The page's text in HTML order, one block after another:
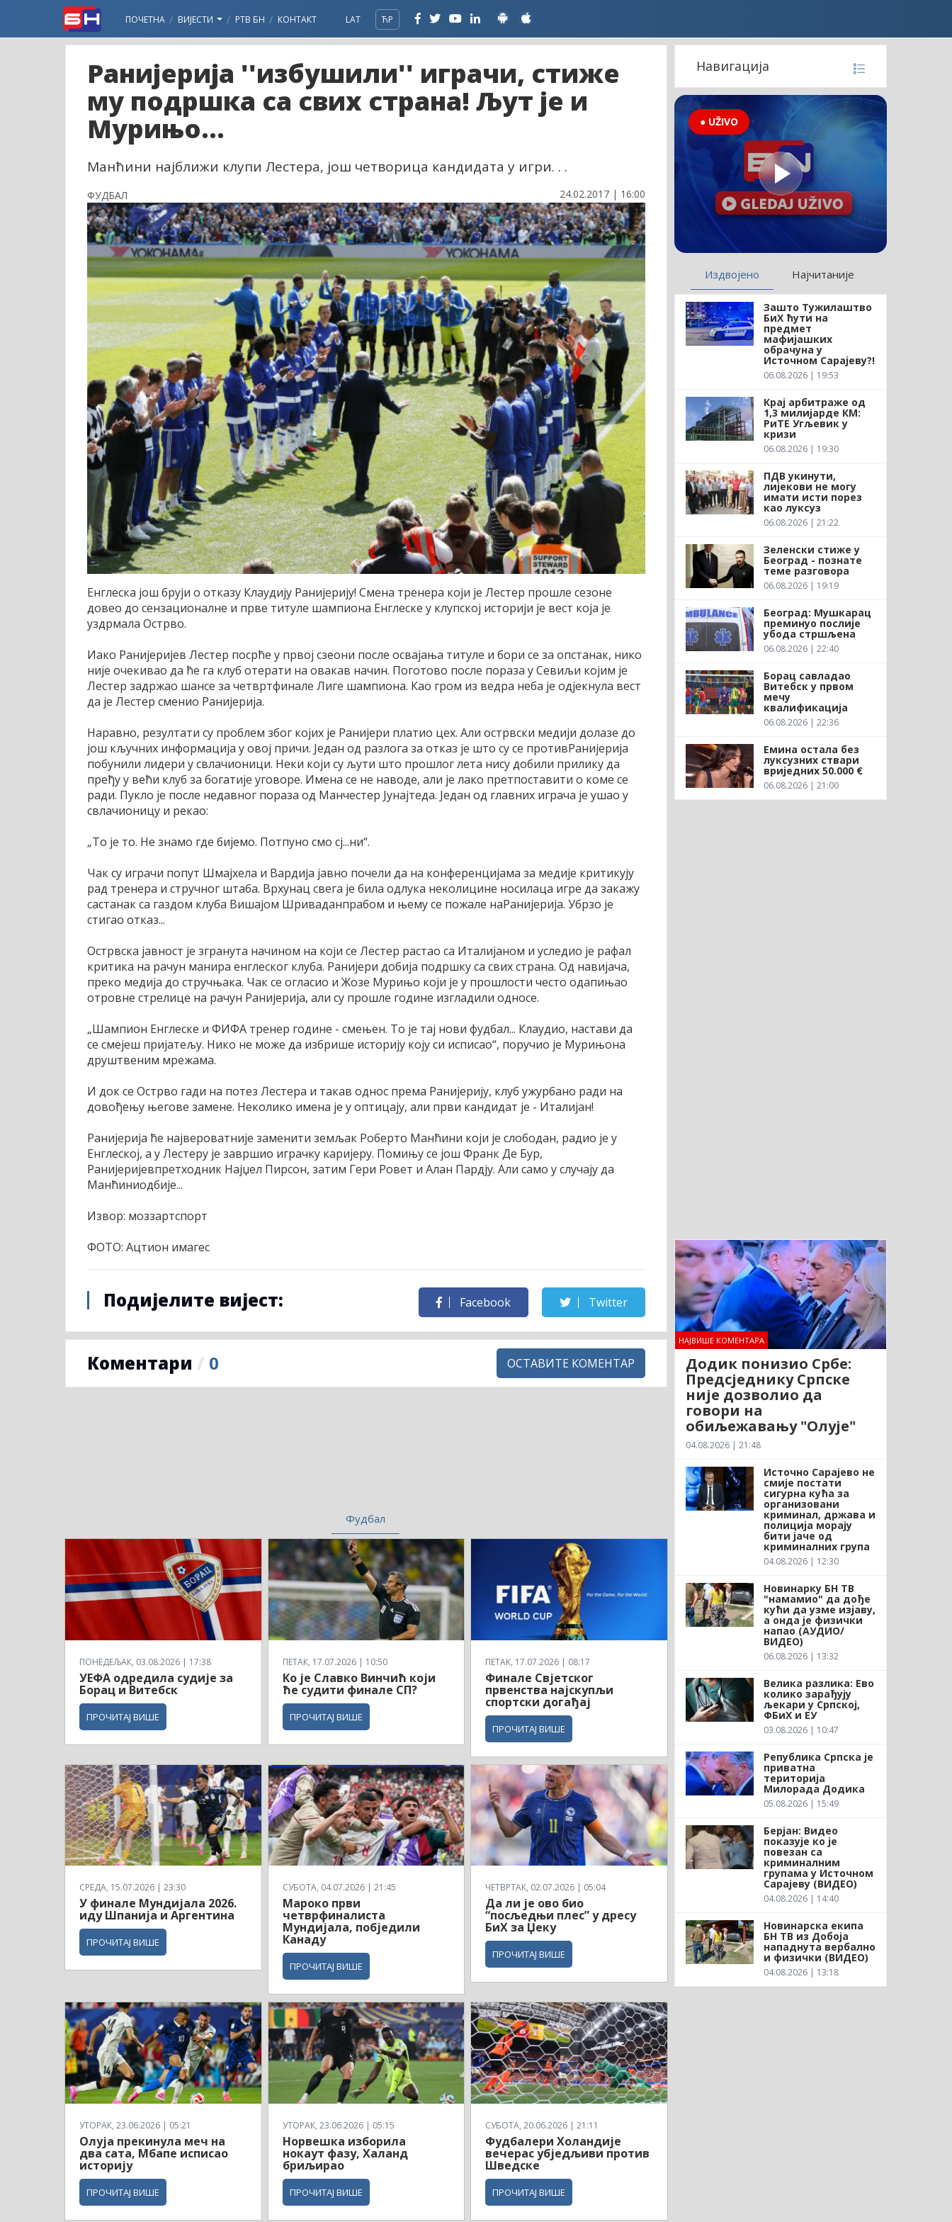
ПОЧЕТНА ВИЈЕСТИ РТВ БН КОНТАКТ LAT ЋР
Ранијерија ''избушили'' играчи, стиже
му подршка са свих страна! Љут је и
Мурињо...
Манћини најближи клупи Лестера, још четворица кандидата у игри. . .
ФУДБАЛ 24.02.2017 | 16:00
Енглеска још бруји о отказу Клаудију Ранијерију! Смена тренера који је Лестер прошле сезоне
довео до сензационалне и прве титуле шампиона Енглеске у клупској историји је вест која је
уздрмала Острво.
Иако Ранијеријев Лестер посрће у првој сзеони после освајања титуле и бори се за опстанак, нико
није очекивао да ће га клуб отерати на овакав начин. Поготово после пораза у Севиљи којим је
Лестер задржао шансе за четвртфинале Лиге шампиона. Као гром из ведра неба је одјекнула вест
да је Лестер сменио Ранијерија.
Наравно, резултати су проблем због којих је Ранијери платио цех. Али острвски медији долазе до
још кључних информација у овој причи. Један од разлога за отказ је што су се противРанијерија
побунили лидери у свлачионици. Неки који су љути што прошлог лета нису добили прилику да
пређу у већи клуб за богатије уговоре. Имена се не наводе, али је лако претпоставити о коме се
ради. Пукло је после недавног пораза од Манчестер Јунајтеда. Један од главних играча је ушао у
свлачионицу и рекао:
„То је то. Не знамо где бијемо. Потпуно смо сј...ни“.
Чак су играчи попут Шмајхела и Вардија јавно почели да на конференцијама за медије критикују
рад тренера и стручног штаба. Врхунац свега је била одлука неколицине носилаца игре да закажу
састанак са газдом клуба Вишајом Шриваданпрабом и њему се пожале наРанијерија. Убрзо је
стигао отказ...
Острвска јавност је згранута начином на који се Лестер растао са Италијаном и уследио је рафал
критика на рачун манира енглеског клуба. Ранијери добија подршку са свих страна. Од навијача,
преко медија до стручњака. Чак се огласио и Жозе Мурињо који је у прошлости често одапињао
отровне стрелице на рачун Ранијерија, али су прошле године изгладили односе.
„Шампион Енглеске и ФИФА тренер године - смењен. То је тај нови фудбал... Клаудио, настави да
се смејеш пријатељу. Нико не може да избрише историју коју си исписао“, поручио је Мурињона
друштвеним мрежама.
И док се Острво гади на потез Лестера и такав однос према Ранијерију, клуб ужурбано ради на
довођењу његове замене. Неколико имена је у оптицају, али први кандидат је - Италијан!
Ранијерија ће највероватније заменити земљак Роберто Манћини који је слободан, радио је у
Енглеској, а у Лестеру је завршио играчку каријеру. Помињу се још Франк Де Бур,
Ранијеријевпретходник Најџел Пирсон, затим Гери Ровет и Алан Пардју. Али само у случају да
Манћиниодбије...
Извор: моззартспорт
ФОТО: Ацтион имагес
Подијелите вијест: Facebook Twitter
Коментари / 0 ОСТАВИТЕ КОМЕНТАР
Фудбал
ПОНЕДЕЉАК, 03.08.2026 | 17:38
УЕФА одредила судије за
Борац и Витебск
ПРОЧИТАЈ ВИШЕ
ПЕТАК, 17.07.2026 | 10:50
Ко је Славко Винчић који
ће судити финале СП?
ПРОЧИТАЈ ВИШЕ
ПЕТАК, 17.07.2026 | 08:17
Финале Свјетског
првенства најскупљи
спортски догађај
ПРОЧИТАЈ ВИШЕ
СРЕДА, 15.07.2026 | 23:30
У финале Мундијала 2026.
иду Шпанија и Аргентина
ПРОЧИТАЈ ВИШЕ
СУБОТА, 04.07.2026 | 21:45
Мароко први
четврфиналиста
Мундијала, побједили
Канаду
ПРОЧИТАЈ ВИШЕ
ЧЕТВРТАК, 02.07.2026 | 05:04
Да ли је ово био
“посљедњи плес” у дресу
БиХ за Џеку
ПРОЧИТАЈ ВИШЕ
УТОРАК, 23.06.2026 | 05:21
Олуја прекинула меч на
два сата, Мбапе исписао
историју
ПРОЧИТАЈ ВИШЕ
УТОРАК, 23.06.2026 | 05:15
Норвешка изборила
нокаут фазу, Халанд
бриљирао
ПРОЧИТАЈ ВИШЕ
СУБОТА, 20.06.2026 | 21:11
Фудбалери Холандије
вечерас убједљиви против
Шведске
ПРОЧИТАЈ ВИШЕ
Навигација
● UŽIVO
Издвојено Најчитаније
Зашто Тужилаштво
БиХ ћути на
предмет
мафијашких
обрачуна у
Источном Сарајеву?!
06.08.2026 | 19:53
Крај арбитраже од
1,3 милијарде КМ:
РиТЕ Угљевик у
кризи
06.08.2026 | 19:30
ПДВ укинути,
лијекови не могу
имати исти порез
као луксуз
06.08.2026 | 21:22
Зеленски стиже у
Београд - познате
теме разговора
06.08.2026 | 19:19
Београд: Мушкарац
преминуо послије
убода стршљена
06.08.2026 | 22:40
Борац савладао
Витебск у првом
мечу
квалификација
06.08.2026 | 22:36
Емина остала без
луксузних ствари
вриједних 50.000 €
06.08.2026 | 21:00
НАЈВИШЕ КОМЕНТАРА
Додик понизио Србе:
Предсједнику Српске
није дозволио да
говори на
обиљежавању "Олује"
04.08.2026 | 21:48
Источно Сарајево не
смије постати
сигурна кућа за
организовани
криминал, држава и
полиција морају
бити јаче од
криминалних група
04.08.2026 | 12:30
Новинарку БН ТВ
"намамио" да дође
кући да узме изјаву,
а онда је физички
напао (АУДИО/
ВИДЕО)
06.08.2026 | 13:32
Велика разлика: Ево
колико зарађују
љекари у Српској,
ФБиХ и ЕУ
03.08.2026 | 10:47
Република Српска је
приватна
територија
Милорада Додика
05.08.2026 | 15:49
Берјан: Видео
показује ко је
повезан са
криминалним
групама у Источном
Сарајеву (ВИДЕО)
04.08.2026 | 14:40
Новинарска екипа
БН ТВ из Добоја
нападнута вербално
и физички (ВИДЕО)
04.08.2026 | 13:18